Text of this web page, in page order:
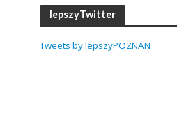
lepszyTwitter
Tweets by lepszyPOZNAN